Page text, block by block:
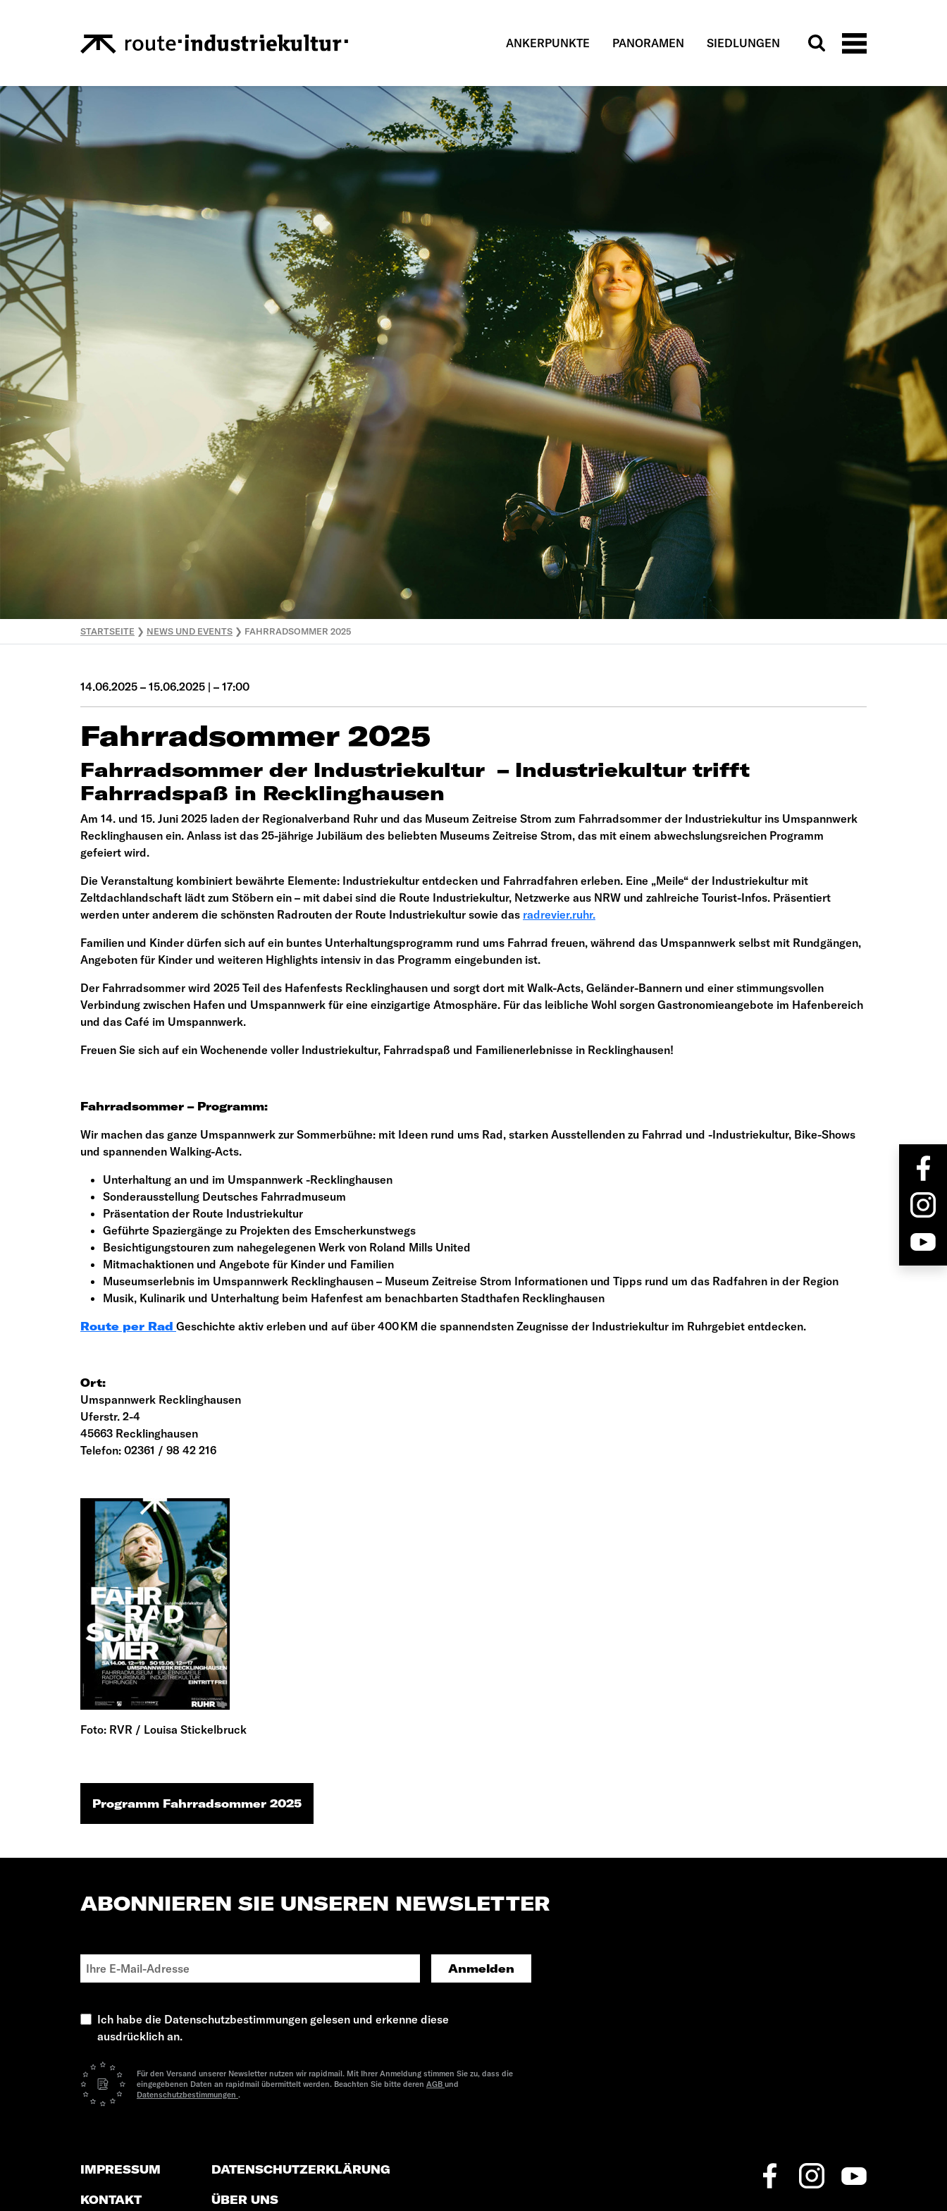
ANKERPUNKTE PANORAMEN SIEDLUNGEN
STARTSEITE ❯ NEWS UND EVENTS ❯ FAHRRADSOMMER 2025
14.06.2025 – 15.06.2025 | – 17:00
Fahrradsommer 2025
Fahrradsommer der Industriekultur – Industriekultur trifft
Fahrradspaß in Recklinghausen
Am 14. und 15. Juni 2025 laden der Regionalverband Ruhr und das Museum Zeitreise Strom zum Fahrradsommer der Industriekultur ins Umspannwerk
Recklinghausen ein. Anlass ist das 25-jährige Jubiläum des beliebten Museums Zeitreise Strom, das mit einem abwechslungsreichen Programm
gefeiert wird.
Die Veranstaltung kombiniert bewährte Elemente: Industriekultur entdecken und Fahrradfahren erleben. Eine „Meile“ der Industriekultur mit
Zeltdachlandschaft lädt zum Stöbern ein – mit dabei sind die Route Industriekultur, Netzwerke aus NRW und zahlreiche Tourist-Infos. Präsentiert
werden unter anderem die schönsten Radrouten der Route Industriekultur sowie das radrevier.ruhr.
Familien und Kinder dürfen sich auf ein buntes Unterhaltungsprogramm rund ums Fahrrad freuen, während das Umspannwerk selbst mit Rundgängen,
Angeboten für Kinder und weiteren Highlights intensiv in das Programm eingebunden ist.
Der Fahrradsommer wird 2025 Teil des Hafenfests Recklinghausen und sorgt dort mit Walk-Acts, Geländer-Bannern und einer stimmungsvollen
Verbindung zwischen Hafen und Umspannwerk für eine einzigartige Atmosphäre. Für das leibliche Wohl sorgen Gastronomieangebote im Hafenbereich
und das Café im Umspannwerk.
Freuen Sie sich auf ein Wochenende voller Industriekultur, Fahrradspaß und Familienerlebnisse in Recklinghausen!
Fahrradsommer – Programm:
Wir machen das ganze Umspannwerk zur Sommerbühne: mit Ideen rund ums Rad, starken Ausstellenden zu Fahrrad und -Industriekultur, Bike-Shows
und spannenden Walking-Acts.
Unterhaltung an und im Umspannwerk -Recklinghausen
Sonderausstellung Deutsches Fahrradmuseum
Präsentation der Route Industriekultur
Geführte Spaziergänge zu Projekten des Emscherkunstwegs
Besichtigungstouren zum nahegelegenen Werk von Roland Mills United
Mitmachaktionen und Angebote für Kinder und Familien
Museumserlebnis im Umspannwerk Recklinghausen – Museum Zeitreise Strom Informationen und Tipps rund um das Radfahren in der Region
Musik, Kulinarik und Unterhaltung beim Hafenfest am benachbarten Stadthafen Recklinghausen
Route per Rad Geschichte aktiv erleben und auf über 400 KM die spannendsten Zeugnisse der Industriekultur im Ruhrgebiet entdecken.
Ort:
Umspannwerk Recklinghausen
Uferstr. 2-4
45663 Recklinghausen
Telefon: 02361 / 98 42 216
Foto: RVR / Louisa Stickelbruck
Programm Fahrradsommer 2025
ABONNIEREN SIE UNSEREN NEWSLETTER
Anmelden
Ich habe die Datenschutzbestimmungen gelesen und erkenne diese
ausdrücklich an.
Für den Versand unserer Newsletter nutzen wir rapidmail. Mit Ihrer Anmeldung stimmen Sie zu, dass die
eingegebenen Daten an rapidmail übermittelt werden. Beachten Sie bitte deren AGB und
Datenschutzbestimmungen .
IMPRESSUM
KONTAKT
DATENSCHUTZERKLÄRUNG
ÜBER UNS